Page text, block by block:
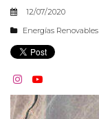
12/07/2020
Energías Renovables
 